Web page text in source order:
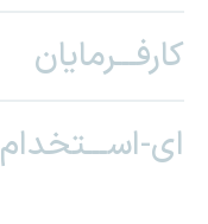
کارفـــرمایان
ای-اســـتخدام